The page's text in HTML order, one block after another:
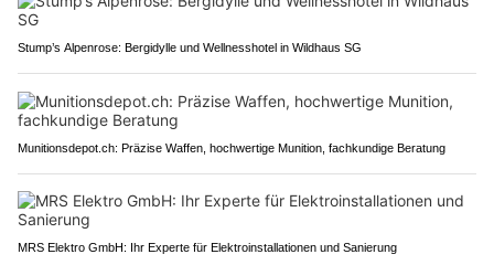
Stump’s Alpenrose: Bergidylle und Wellnesshotel in Wildhaus SG
Munitionsdepot.ch: Präzise Waffen, hochwertige Munition, fachkundige Beratung
MRS Elektro GmbH: Ihr Experte für Elektroinstallationen und Sanierung